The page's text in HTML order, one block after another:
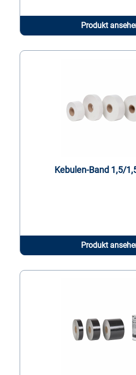
Produkt
Kebulen-Band 1,5/
Produkt